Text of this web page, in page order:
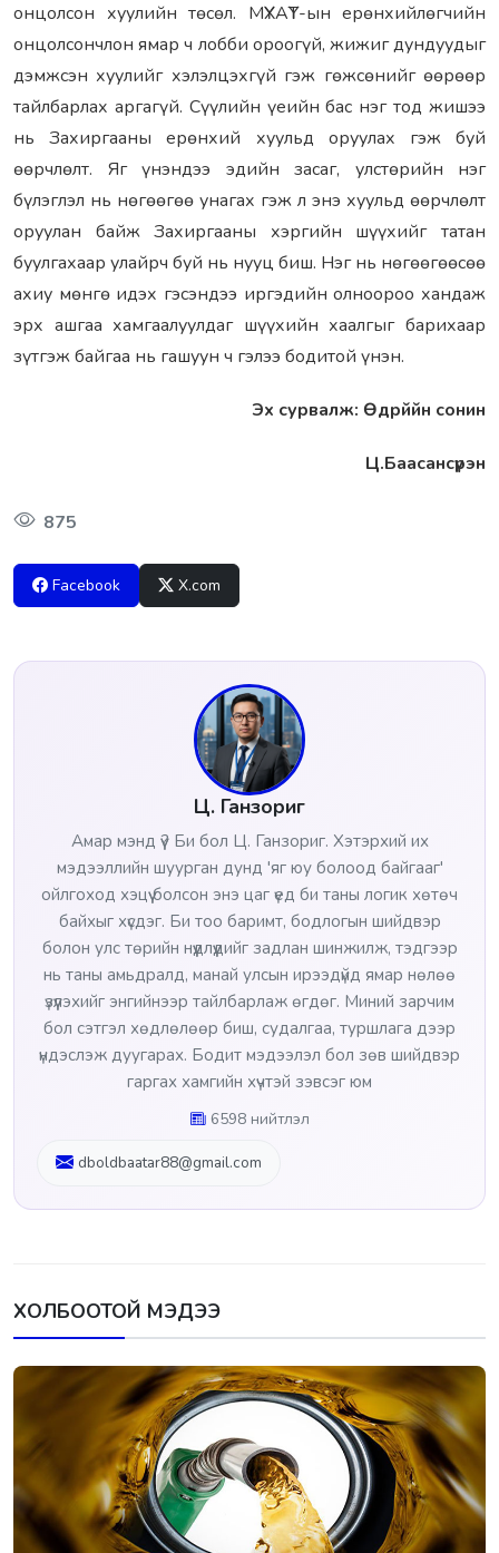
онцолсон хуулийн төсөл. МҮХАҮТ-ын ерөнхийлөгчийн
онцолсончлон ямар ч лобби ороогүй, жижиг дундуудыг
дэмжсэн хуулийг хэлэлцэхгүй гэж гөжсөнийг өөрөөр
тайлбарлах аргагүй. Сүүлийн үеийн бас нэг тод жишээ
нь Захиргааны ерөнхий хуульд оруулах гэж буй
өөрчлөлт. Яг үнэндээ эдийн засаг, улстөрийн нэг
бүлэглэл нь нөгөөгөө унагах гэж л энэ хуульд өөрчлөлт
оруулан байж Захиргааны хэргийн шүүхийг татан
буулгахаар улайрч буй нь нууц биш. Нэг нь нөгөөгөөсөө
ахиу мөнгө идэх гэсэндээ иргэдийн олноороо хандаж
эрх ашгаа хамгаалуулдаг шүүхийн хаалгыг барихаар
зүтгэж байгаа нь гашуун ч гэлээ бодитой үнэн.
Эх сурвалж: Өдрййн сонин
Ц.Баасансүрэн
875
Facebook X.com
Ц. Ганзориг
Амар мэнд үү? Би бол Ц. Ганзориг. Хэтэрхий их
мэдээллийн шуурган дунд 'яг юу болоод байгааг'
ойлгоход хэцүү болсон энэ цаг үед би таны логик хөтөч
байхыг хүсдэг. Би тоо баримт, бодлогын шийдвэр
болон улс төрийн нүүдлүүдийг задлан шинжилж, тэдгээр
нь таны амьдралд, манай улсын ирээдүйд ямар нөлөө
үзүүлэхийг энгийнээр тайлбарлаж өгдөг. Миний зарчим
бол сэтгэл хөдлөлөөр биш, судалгаа, туршлага дээр
үндэслэж дуугарах. Бодит мэдээлэл бол зөв шийдвэр
гаргах хамгийн хүчтэй зэвсэг юм
6598 нийтлэл
dboldbaatar88@gmail.com
ХОЛБООТОЙ МЭДЭЭ